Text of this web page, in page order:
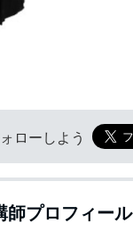
ローしよう
師プロフィール